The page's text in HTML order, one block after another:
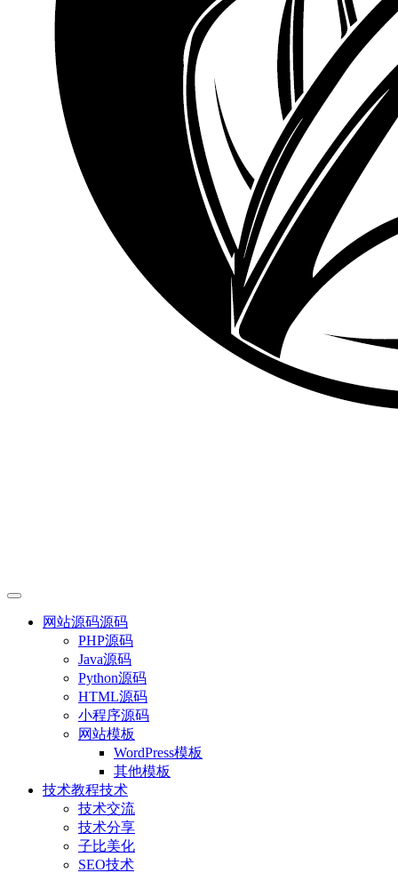
网站源码源码
PHP源码
Java源码
Python源码
HTML源码
小程序源码
网站模板
WordPress模板
其他模板
技术教程技术
技术交流
技术分享
子比美化
SEO技术